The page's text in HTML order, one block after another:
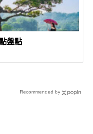
盤點
Recommended by